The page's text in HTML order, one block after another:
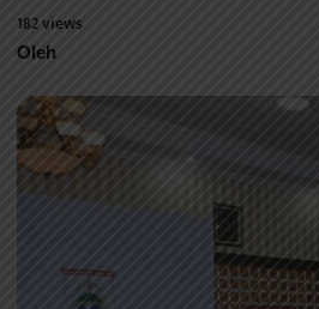
182 views
Oleh